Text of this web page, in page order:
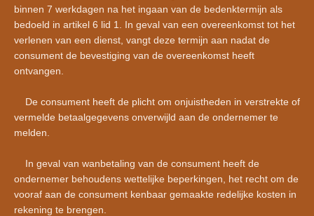
binnen 7 werkdagen na het ingaan van de bedenktermijn als
bedoeld in artikel 6 lid 1. In geval van een overeenkomst tot het
verlenen van een dienst, vangt deze termijn aan nadat de
consument de bevestiging van de overeenkomst heeft
ontvangen.
De consument heeft de plicht om onjuistheden in verstrekte of
vermelde betaalgegevens onverwijld aan de ondernemer te
melden.
In geval van wanbetaling van de consument heeft de
ondernemer behoudens wettelijke beperkingen, het recht om de
vooraf aan de consument kenbaar gemaakte redelijke kosten in
rekening te brengen.